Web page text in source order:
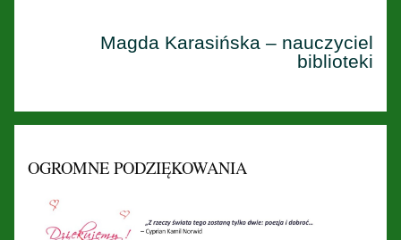
Magda Karasińska – nauczyciel
biblioteki
OGROMNE PODZIĘKOWANIA